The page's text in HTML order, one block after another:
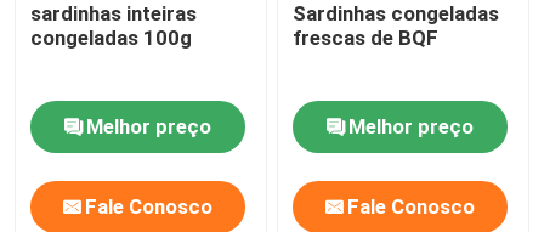
sardinhas inteiras
congeladas 100g
Melhor preço
Fale Conosco
Sardinhas congeladas
frescas de BQF
Melhor preço
Fale Conosco